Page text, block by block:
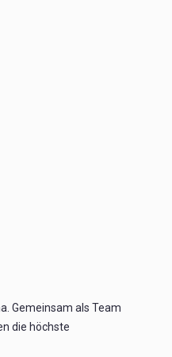
Gemeinsam als Team
die höchste